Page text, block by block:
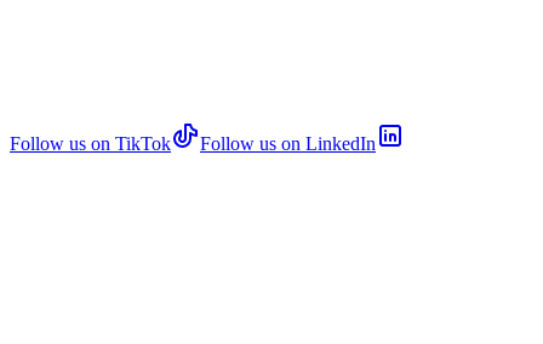
Follow us on TikTok Follow us on LinkedIn